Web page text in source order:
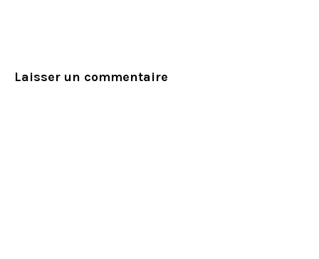
Laisser un commentaire